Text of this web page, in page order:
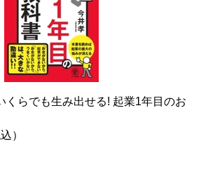
くらでも生み出せる! 起業1年目のお
）